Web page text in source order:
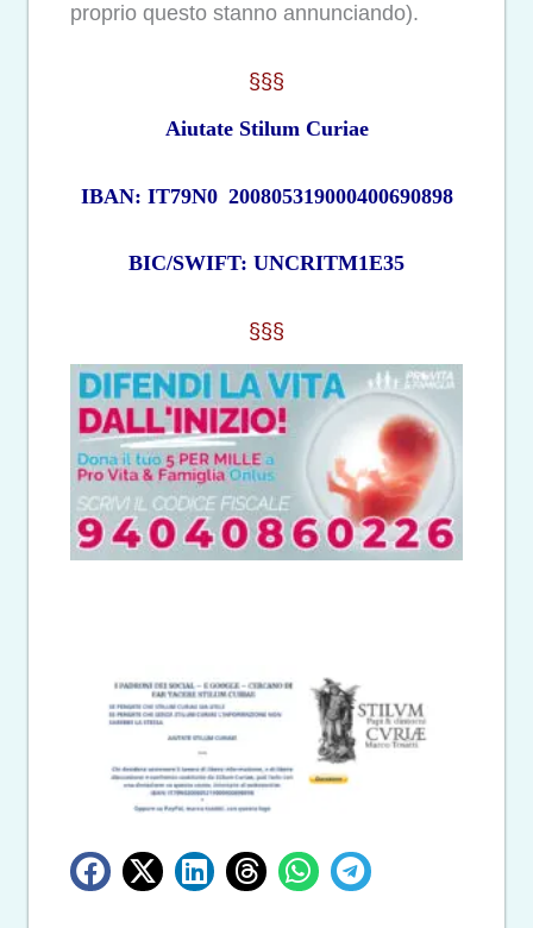
proprio questo stanno annunciando).
§§§
Aiutate Stilum Curiae
IBAN: IT79N0 200805319000400690898
BIC/SWIFT: UNCRITM1E35
§§§